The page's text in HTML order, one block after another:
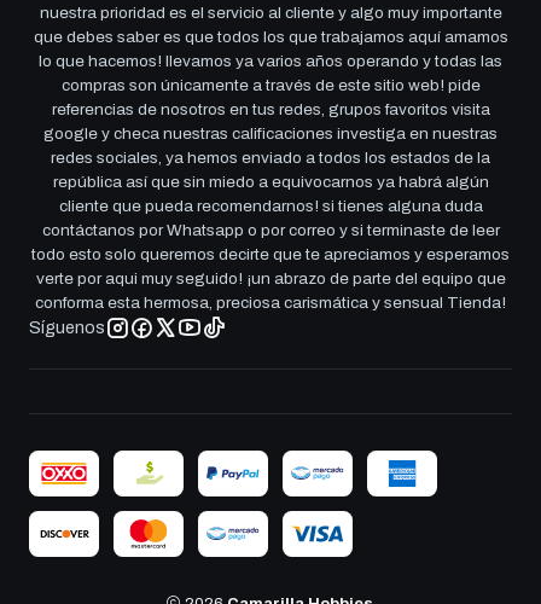
nuestra prioridad es el servicio al cliente y algo muy importante
que debes saber es que todos los que trabajamos aquí amamos
lo que hacemos! llevamos ya varios años operando y todas las
compras son únicamente a través de este sitio web! pide
referencias de nosotros en tus redes, grupos favoritos visita
google y checa nuestras calificaciones investiga en nuestras
redes sociales, ya hemos enviado a todos los estados de la
república así que sin miedo a equivocarnos ya habrá algún
cliente que pueda recomendarnos! si tienes alguna duda
contáctanos por Whatsapp o por correo y si terminaste de leer
todo esto solo queremos decirte que te apreciamos y esperamos
verte por aqui muy seguido! ¡un abrazo de parte del equipo que
conforma esta hermosa, preciosa carismática y sensual Tienda!
Síguenos